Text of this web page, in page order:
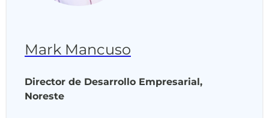
Mark Mancuso
Director de Desarrollo Empresarial,
Noreste